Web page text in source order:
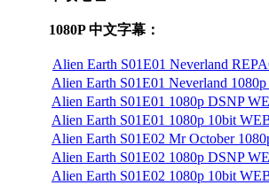
1080P 中文字幕：
Alien Earth S01E01 Neverland
Alien Earth S01E01 Neverland
Alien Earth S01E01 1080p DSNP
Alien Earth S01E01 1080p 10bit
Alien Earth S01E02 Mr October
Alien Earth S01E02 1080p DSNP
Alien Earth S01E02 1080p 10bit